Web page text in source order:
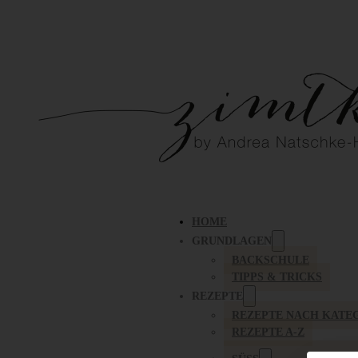
HOME
GRUNDLAGEN
BACKSCHULE
TIPPS & TRICKS
REZEPTE
REZEPTE NACH
REZEPTE A-Z